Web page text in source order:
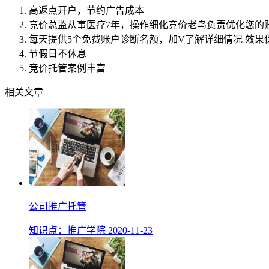
高返点开户，节约广告成本
竞价总监从事医疗7年，操作细化竞价老鸟负责优化您的
每天提供5个免费账户诊断名额，加V了解详细情况 效果
节假日不休息
竞价托管案例丰富
相关文章
公司推广托管
知识点： 推广学院 2020-11-23